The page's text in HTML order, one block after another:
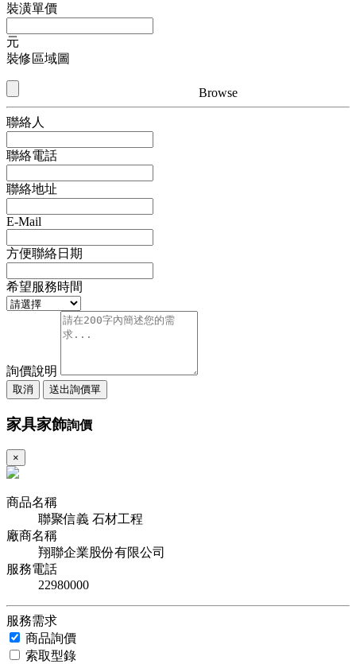
裝潢單價
元
裝修區域圖
Browse
聯絡人
聯絡電話
聯絡地址
E-Mail
方便聯絡日期
希望服務時間
詢價說明
取消 送出詢價單
家具家飾詢價
×
商品名稱
聯聚信義 石材工程
廠商名稱
翔聯企業股份有限公司
服務電話
22980000
服務需求
商品詢價
索取型錄